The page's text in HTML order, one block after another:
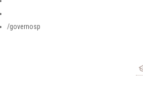
/governosp